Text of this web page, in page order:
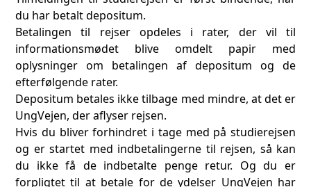
du har betalt depositum.
Betalingen til rejser opdeles i rater, der vil til
informationsmødet blive omdelt papir med
oplysninger om betalingen af depositum og de
efterfølgende rater.
Depositum betales ikke tilbage med mindre, at det er
UngVejen, der aflyser rejsen.
Hvis du bliver forhindret i tage med på studierejsen
og er startet med indbetalingerne til rejsen, så kan
du ikke få de indbetalte penge retur. Og du er
forpligtet til at betale for de ydelser UngVejen har